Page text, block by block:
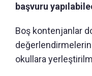
başvuru
Boş kontenjanlar
okullara